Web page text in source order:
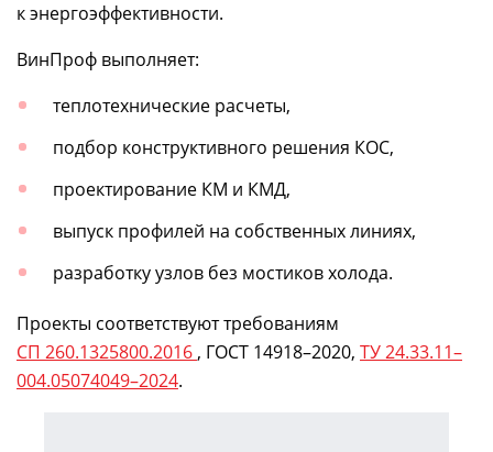
к энергоэффективности.
ВинПроф выполняет:
теплотехнические расчеты,
подбор конструктивного решения КОС,
проектирование КМ и КМД,
выпуск профилей на собственных линиях,
разработку узлов без мостиков холода.
Проекты соответствуют требованиям
СП 260.1325800.2016 , ГОСТ 14918–2020, ТУ24.33.11–
004.05074049–2024.